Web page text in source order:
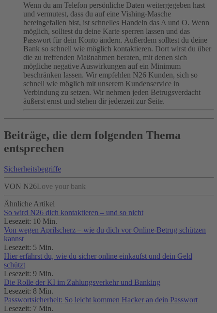
Wenn du am Telefon persönliche Daten weitergegeben hast
und vermutest, dass du auf eine Vishing-Masche
hereingefallen bist, ist schnelles Handeln das A und O. Wenn
möglich, solltest du deine Karte sperren lassen und das
Passwort für dein Konto ändern. Außerdem solltest du deine
Bank so schnell wie möglich kontaktieren. Dort wirst du über
die zu treffenden Maßnahmen beraten, mit denen sich
mögliche negative Auswirkungen auf ein Minimum
beschränken lassen. Wir empfehlen N26 Kunden, sich so
schnell wie möglich mit unserem Kundenservice in
Verbindung zu setzen. Wir nehmen jeden Betrugsverdacht
äußerst ernst und stehen dir jederzeit zur Seite.
Beiträge, die dem folgenden Thema
entsprechen
Sicherheitsbegriffe
VON N26Love your bank
Ähnliche Artikel
So wird N26 dich kontaktieren – und so nicht
Lesezeit: 10 Min.
Von wegen Aprilscherz – wie du dich vor Online-Betrug schützen
kannst
Lesezeit: 5 Min.
Hier erfährst du, wie du sicher online einkaufst und dein Geld
schützt
Lesezeit: 9 Min.
Die Rolle der KI im Zahlungsverkehr und Banking
Lesezeit: 8 Min.
Passwortsicherheit: So leicht kommen Hacker an dein Passwort
Lesezeit: 7 Min.